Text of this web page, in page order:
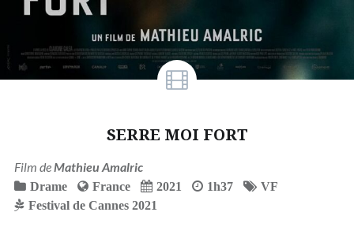
SERRE MOI FORT
Film deMathieu Amalric
Drame France 2021 1h37
VF
Festival de Cannes 2021